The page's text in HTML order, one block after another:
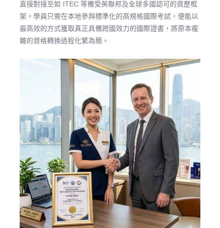
直接對接至如 ITEC 等備受英聯邦及全球多國認可的資歷框
架。學員只需在本地參與標準化的高規格國際考試，便能以
最高效的方式獲取真正具備跨國效力的國際證書，將原本複
雜的資格轉換過程化繁為簡。